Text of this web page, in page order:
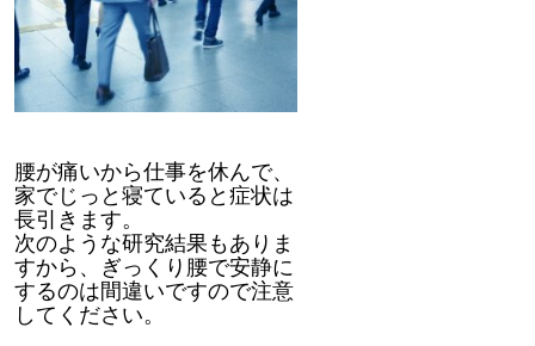
腰が痛いから仕事を休んで、
家でじっと寝ていると症状は
長引きます。
次のような研究結果もありま
すから、ぎっくり腰で安静に
するのは間違いですので注意
してください。